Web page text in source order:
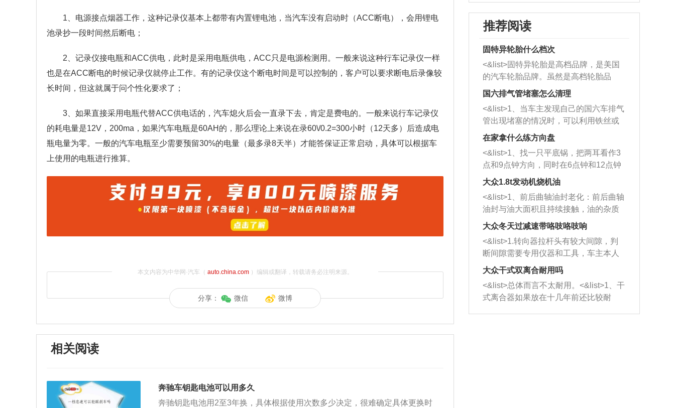
1、电源接点烟器工作，这种记录仪基本上都带有内置锂电池，当汽车没有启动时（ACC断电），会用锂电
池录抄一段时间然后断电；
2、记录仪接电瓶和ACC供电，此时是采用电瓶供电，ACC只是电源检测用。一般来说这种行车记录仪一样
也是在ACC断电的时候记录仪就停止工作。有的记录仪这个断电时间是可以控制的，客户可以要求断电后录像较
长时间，但这就属于问个性化要求了；
3、如果直接采用电瓶代替ACC供电话的，汽车熄火后会一直录下去，肯定是费电的。一般来说行车记录仪
的耗电量是12V，200ma，如果汽车电瓶是60AH的，那么理论上来说在录60\/0.2=300小时（12天多）后造成电
瓶电量为零。一般的汽车电瓶至少需要预留30%的电量（最多录8天半）才能答保证正常启动，具体可以根据车
上使用的电瓶进行推算。
本文内容为中华网·汽车（ auto.china.com）编辑或翻译，转载请务必注明来源。
分享： 微信 微博
相关阅读
奔驰车钥匙电池可以用多久
奔驰钥匙电池用2至3年换，具体根据使用次数多少决定，很难确定具体更换时
推荐阅读
固特异轮胎什么档次
<&list>固特异轮胎是高档品牌，是美国
的汽车轮胎品牌。虽然是高档轮胎品
牌，但是中高低端的轮胎都有生产，这
也是为了更好的开拓市场。
国六排气管堵塞怎么清理
<&list>1、当车主发现自己的国六车排气
管出现堵塞的情况时，可以利用铁丝或
者是细棍，直接将杂物给取出来，如果
堵塞情况比较严重，也可以采取应急措
施。 <&list>2、直接利用木棍将所有的
杂物推到排气管里面的位置处，然后将
三元催化器拆解开，就可以将堵塞的东
西取出来。但如果是因为积碳过多引起
的堵塞，就需要将三元催化器泡在草酸
洗剂对堵塞的情况得到解决，将清洗剂
放在燃油箱中，与燃油混合后，车辆启
动时，就可以和汽油一起进入到燃烧
室，最后形成废气排出，就可以让三元
催化器得到清洗，排气管堵塞的情况就
能够得到解决。
在家拿什么练方向盘
<&list>1、找一只平底锅，把两耳看作3
点和9点钟方向，同时在6点钟和12点钟
方向做一个标记。 <&list>2、双手握住
一圈半的练习，往右同样也要打相同的
圈数。 <&list>3、最后强调要反复练
习，这样就可以形成肌肉记忆，在真实
驾驶车辆时，不需要记忆也能打好方
向。
大众1.8t发动机烧机油
<&list>1、前后曲轴油封老化：前后曲轴
油封与油大面积且持续接触，油的杂质
和发动机内持续温度变化使其密封效果
逐渐减弱，导致渗油或漏油。<&list>2、
活塞间隙过大：积碳会使活塞环与缸体
的间隙扩大，导致机油流入燃烧室中，
造成烧机油。<&list>3、机油粘度。使用
机油粘度过小的话，同样会有烧机油现
象，机油粘度过小具有很好的流动性，
大众冬天过减速带咯吱咯吱响
<&list>1.转向器拉杆头有较大间隙，判
断间隙需要专用仪器和工具，车主本人
无法制作，需要将车辆送到修理厂或4s
店；<&list>2.车辆半轴套管防尘罩破
裂，破裂后会出现漏油现象，使半轴磨
损严重，磨损的半轴容易损坏，产生异
响；<&list>3.稳定器的转向胶套和球头
大众干式双离合耐用吗
<&list>总体而言不太耐用。<&list>1、干
式离合器如果放在十几年前还比较耐